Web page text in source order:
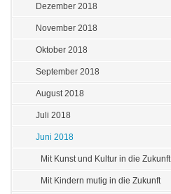
Dezember 2018
November 2018
Oktober 2018
September 2018
August 2018
Juli 2018
Juni 2018
Mit Kunst und Kultur in die Zukunft
Mit Kindern mutig in die Zukunft